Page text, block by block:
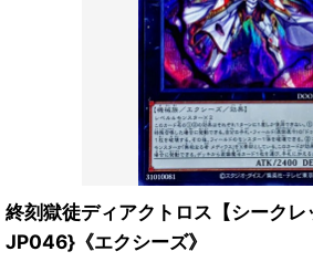
終刻獄徒ディアクトロス【シーク
JP046}《エクシーズ》